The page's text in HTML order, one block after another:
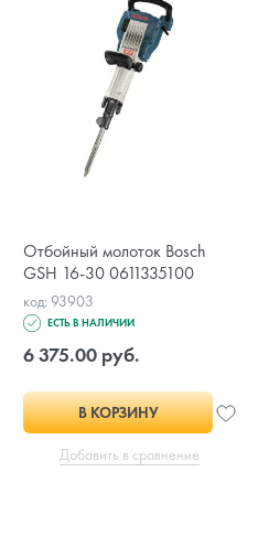
Отбойный молоток Bosch
GSH 16-30 0611335100
код: 93903
ЕСТЬ В НАЛИЧИИ
6 375.00 руб.
В КОРЗИНУ
Добавить в сравнение